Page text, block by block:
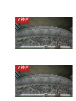
Ｖ神戸
Ｖ神戸